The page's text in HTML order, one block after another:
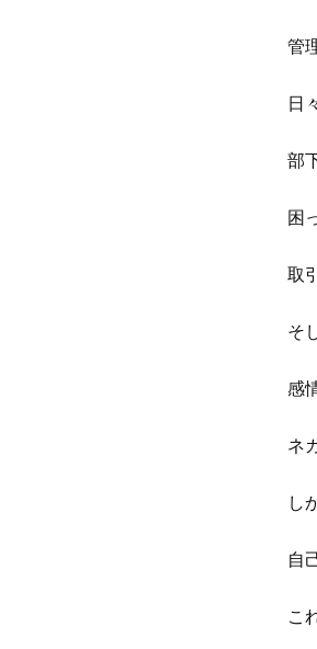
管
日
部
困
取
そ
感
ネ
し
自
こ